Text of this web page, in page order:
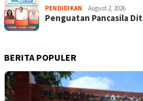
PENDIDIKAN August 2, 2026
Penguatan Pancasila
BERITA POPULER